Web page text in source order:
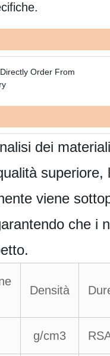
dei
viene
che i
Densità
g/cm3